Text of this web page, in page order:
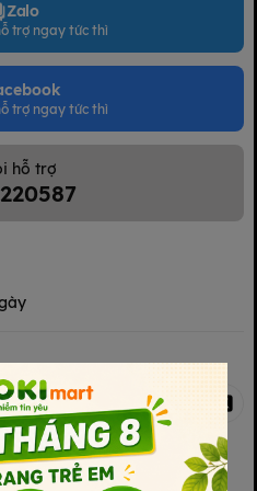
Zalo
trợ ngay tức thì
trợ ngay tức thì
hỗ trợ